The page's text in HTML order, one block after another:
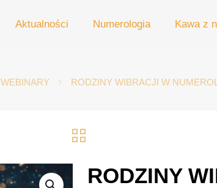
Aktualności Numerologia Kawa z
WEBINARY RODZINY WIBRACJI W
RODZINY